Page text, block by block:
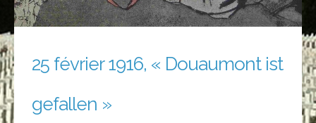
25 février 1916, « Douaumont ist
gefallen »